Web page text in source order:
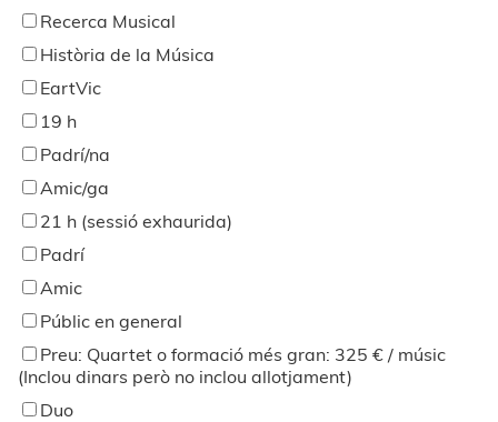
Recerca Musical
Història de la Música
EartVic
19 h
Padrí/na
Amic/ga
21 h (sessió exhaurida)
Padrí
Amic
Públic en general
Preu: Quartet o formació més gran: 325 € / músic
(Inclou dinars però no inclou allotjament)
Duo